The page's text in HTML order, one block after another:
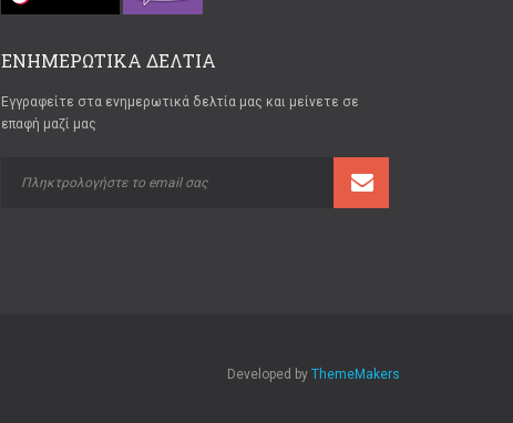
ΕΝΗΜΕΡΩΤΙΚΑ ΔΕΛΤΙΑ
Εγγραφείτε στα ενημερωτικά δελτία μας και μείνετε σε
επαφή μαζί μας
Developed by ThemeMakers